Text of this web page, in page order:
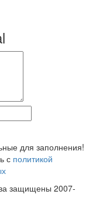
для заполнения!
с политикой
защищены 2007-